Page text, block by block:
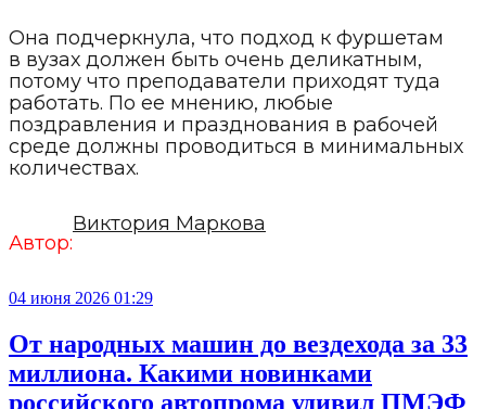
Она подчеркнула, что подход к фуршетам
в вузах должен быть очень деликатным,
потому что преподаватели приходят туда
работать. По ее мнению, любые
поздравления и празднования в рабочей
среде должны проводиться в минимальных
количествах.
Автор:
Виктория Маркова
04 июня 2026 01:29
От народных машин до вездехода за 33
миллиона. Какими новинками
российского автопрома удивил ПМЭФ